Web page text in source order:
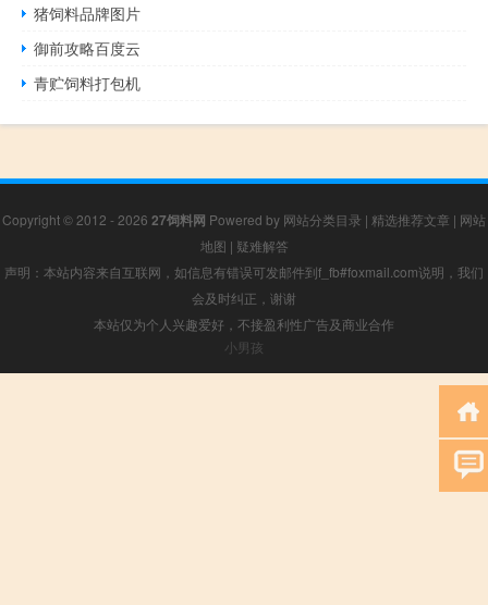
猪饲料品牌图片
御前攻略百度云
青贮饲料打包机
Copyright © 2012 - 2026 27饲料网 Powered by 网站分类目录 | 精选推荐文章 | 网站
地图 | 疑难解答
声明：本站内容来自互联网，如信息有错误可发邮件到f_fb#foxmail.com说明，我们
会及时纠正，谢谢
本站仅为个人兴趣爱好，不接盈利性广告及商业合作
小男孩